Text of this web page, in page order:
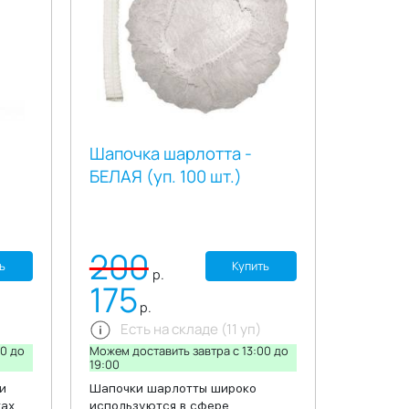
и
до
Шапочка шарлотта -
БЕЛАЯ (уп. 100 шт.)
200 р.
175 р.
Купить
Шапочки шарлотты широко
используются в сфере
Есть на складе (11 уп)
Можем доставить завтра c 13:00 до
19:00